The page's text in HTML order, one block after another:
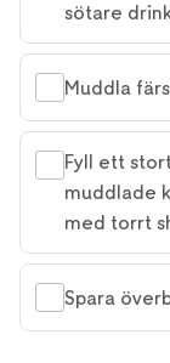
sötare
Muddla
Fyll ett
muddlade
med torrt
Spara